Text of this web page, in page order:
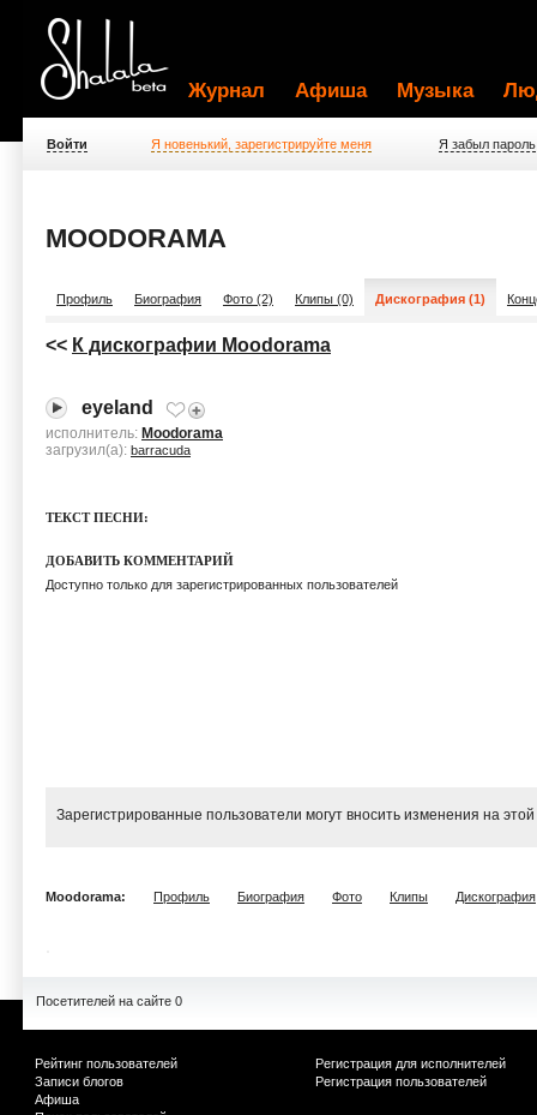
Журнал Афиша Музыка
Войти Я новенький, зарегистрируйте меня Я забыл пароль
MOODORAMA
Профиль Биография Фото (2) Клипы (0) Дискография (1)
<< К дискографии Moodorama
eyeland
исполнитель: Moodorama
загрузил(а): barracuda
ТЕКСТ ПЕСНИ:
ДОБАВИТЬ КОММЕНТАРИЙ
Доступно только для зарегистрированных пользователей
Зарегистрированные пользователи могут вносить изменения на
Moodorama: Профиль Биография Фото Клипы Дискография
Посетителей на сайте 0
Рейтинг пользователей
Записи блогов
Афиша
Регистрация для исполнителей
Регистрация пользователей